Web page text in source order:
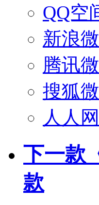
QQ空
新浪
腾讯
搜狐
人人网
下一款
款